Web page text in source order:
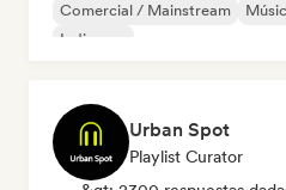
Comercial / Mainstream
Indie pop
Urban Spot
Playlist Curator